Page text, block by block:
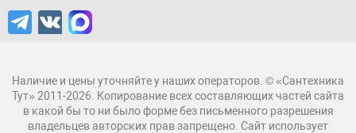
Наличие и цены уточняйте у наших операторов. © «Сантехника
Тут» 2011-2026. Копирование всех составляющих частей сайта
в какой бы то ни было форме без письменного разрешения
владельцев авторских прав запрещено. Сайт использует